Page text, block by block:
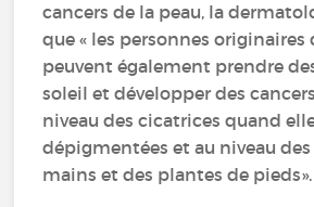
cancers de la peau, la
que « les personnes originaires
peuvent également prendre
soleil et développer des
niveau des cicatrices quand
dépigmentées et au niveau
mains et des plantes de pieds».